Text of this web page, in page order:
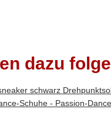
dazu